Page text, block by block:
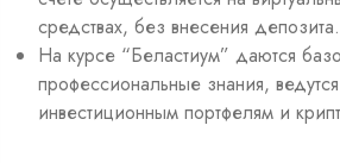
средствах, без внесения депозита.
На курсе “Беластиум” даются
профессиональные знания,
инвестиционным портфелям и